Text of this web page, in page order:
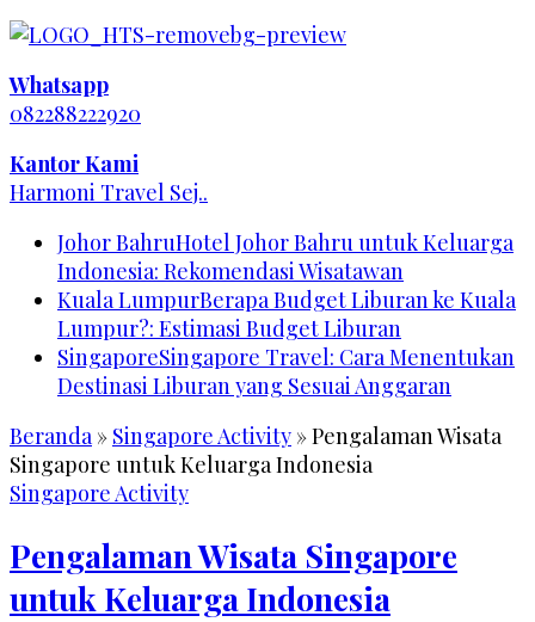
Whatsapp
082288222920
Kantor Kami
Harmoni Travel Sej..
Johor BahruHotel Johor Bahru untuk Keluarga
Indonesia: Rekomendasi Wisatawan
Kuala LumpurBerapa Budget Liburan ke Kuala
Lumpur?: Estimasi Budget Liburan
SingaporeSingapore Travel: Cara Menentukan
Destinasi Liburan yang Sesuai Anggaran
Beranda» Singapore Activity »Pengalaman Wisata
Singapore untuk Keluarga Indonesia
Singapore Activity
Pengalaman Wisata Singapore
untuk Keluarga Indonesia